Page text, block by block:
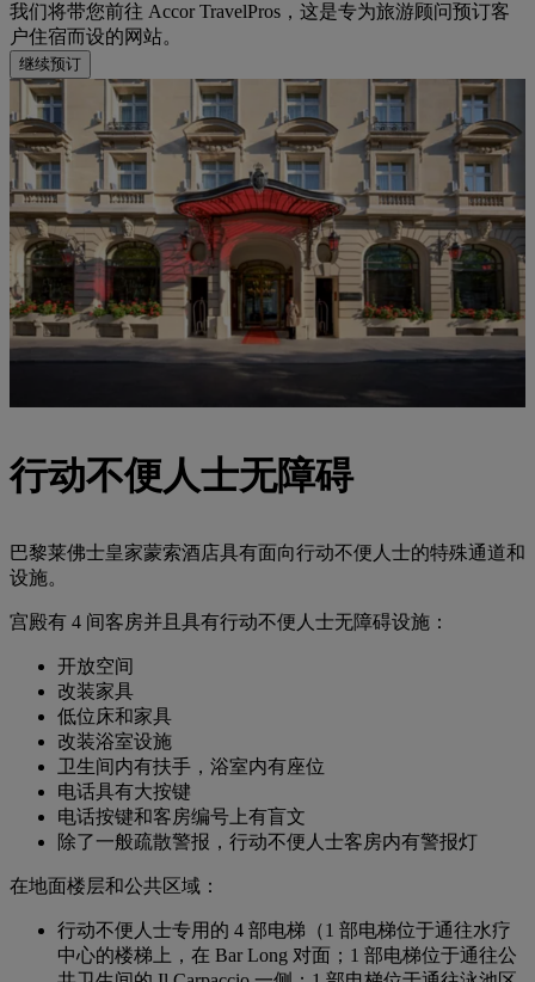
我们将带您前往 Accor TravelPros，这是专为旅游顾问预订客
户住宿而设的网站。
继续预订
行动不便人士无障碍
巴黎莱佛士皇家蒙索酒店具有面向行动不便人士的特殊通道和
设施。
宫殿有 4 间客房并且具有行动不便人士无障碍设施：
开放空间
改装家具
低位床和家具
改装浴室设施
卫生间内有扶手，浴室内有座位
电话具有大按键
电话按键和客房编号上有盲文
除了一般疏散警报，行动不便人士客房内有警报灯
在地面楼层和公共区域：
行动不便人士专用的 4 部电梯（1 部电梯位于通往水疗
中心的楼梯上，在 Bar Long 对面；1 部电梯位于通往公